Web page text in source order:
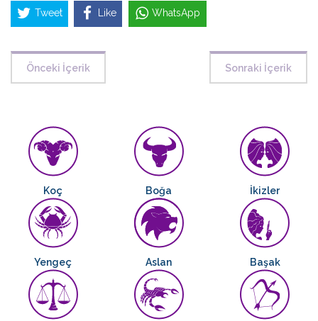
Tweet Like WhatsApp
Önceki İçerik Sonraki İçerik
Koç Boğa İkizler
Yengeç Aslan Başak